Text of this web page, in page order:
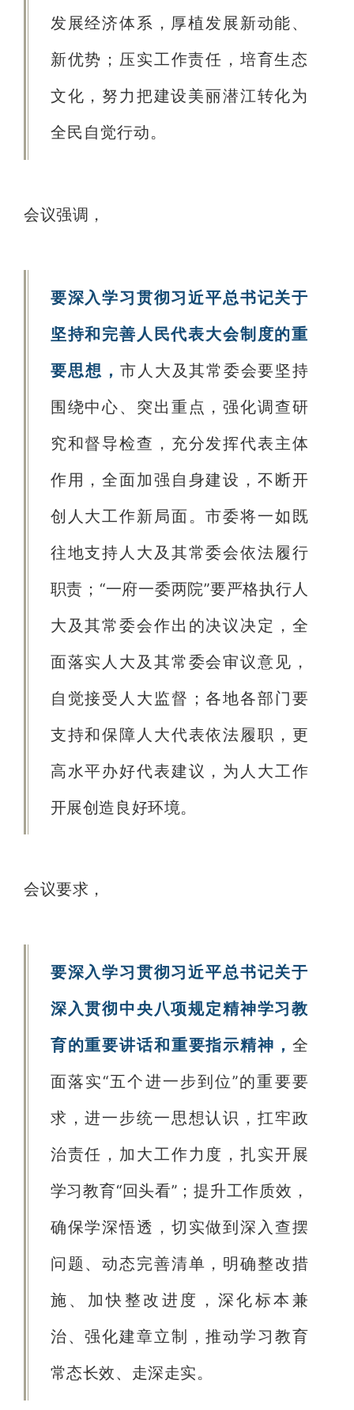
发展经济体系，厚植发展新动能、
新优势；压实工作责任，培育生态
文化，努力把建设美丽潜江转化为
全民自觉行动。
会议强调，
要深入学习贯彻习近平总书记关于
坚持和完善人民代表大会制度的重
要思想，市人大及其常委会要坚持
围绕中心、突出重点，强化调查研
究和督导检查，充分发挥代表主体
作用，全面加强自身建设，不断开
创人大工作新局面。市委将一如既
往地支持人大及其常委会依法履行
职责；“一府一委两院”要严格执行人
大及其常委会作出的决议决定，全
面落实人大及其常委会审议意见，
自觉接受人大监督；各地各部门要
支持和保障人大代表依法履职，更
高水平办好代表建议，为人大工作
开展创造良好环境。
会议要求，
要深入学习贯彻习近平总书记关于
深入贯彻中央八项规定精神学习教
育的重要讲话和重要指示精神， 全
面落实“五个进一步到位”的重要要
求，进一步统一思想认识，扛牢政
治责任，加大工作力度，扎实开展
学习教育“回头看”；提升工作质效，
确保学深悟透，切实做到深入查摆
问题、动态完善清单，明确整改措
施、加快整改进度，深化标本兼
治、强化建章立制，推动学习教育
常态长效、走深走实。